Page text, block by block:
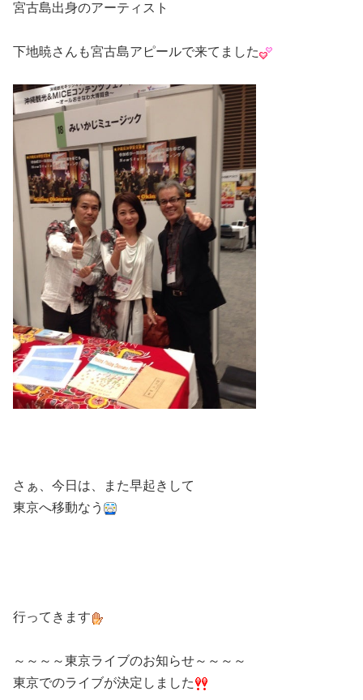
宮古島出身のアーティスト
下地暁さんも宮古島アピールで来てました
さぁ、今日は、また早起きして
東京へ移動なう
行ってきます
～～～～東京ライブのお知らせ～～～～
東京でのライブが決定しました